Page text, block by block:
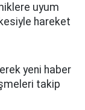
uyum
hareket
yeni haber
takip